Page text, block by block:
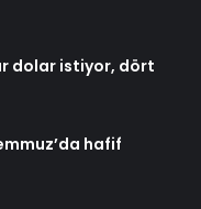
dolar istiyor, dört
hafif